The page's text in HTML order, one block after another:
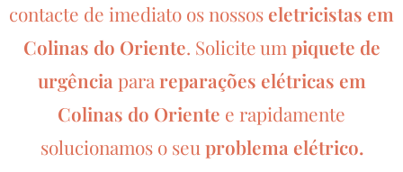
contacte de imediato os nossoseletricistas em
Colinas do Oriente. Solicite um piquete de
urgência para reparações elétricas em
Colinas do Oriente e rapidamente
solucionamos o seu problema elétrico.